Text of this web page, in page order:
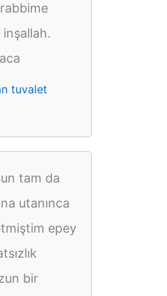
tuvalet
tam da
utanınca
epey
bir